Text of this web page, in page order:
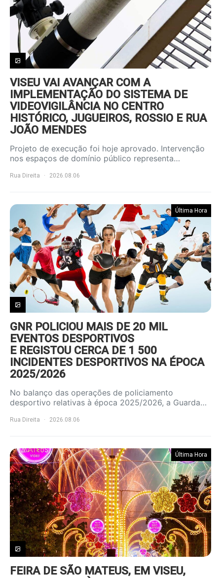
VISEU VAI AVANÇAR COM A
IMPLEMENTAÇÃO DO SISTEMA DE
VIDEOVIGILÂNCIA NO CENTRO
HISTÓRICO, JUGUEIROS, ROSSIO E RUA
JOÃO MENDES
Projeto de execução foi hoje aprovado. Intervenção
nos espaços de domínio público representa…
Rua Direita 2026.08.06
Última Hora
GNR POLICIOU MAIS DE 20 MIL
EVENTOS DESPORTIVOS
E REGISTOU CERCA DE 1 500
INCIDENTES DESPORTIVOS NA ÉPOCA
2025/2026
No balanço das operações de policiamento
desportivo relativas à época 2025/2026, a Guarda…
Rua Direita 2026.08.06
Última Hora
FEIRA DE SÃO MATEUS, EM VISEU,